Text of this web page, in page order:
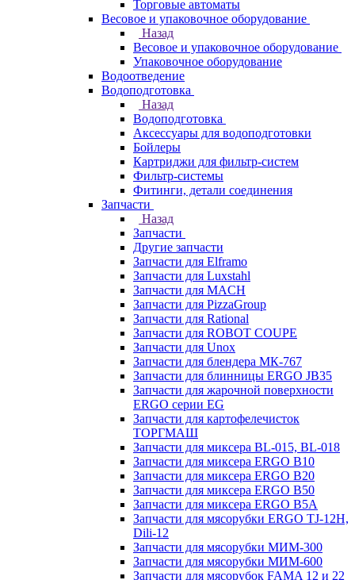
Торговые автоматы
Весовое и упаковочное оборудование
Назад
Весовое и упаковочное оборудование
Упаковочное оборудование
Водоотведение
Водоподготовка
Назад
Водоподготовка
Аксессуары для водоподготовки
Бойлеры
Картриджи для фильтр-систем
Фильтр-системы
Фитинги, детали соединения
Запчасти
Назад
Запчасти
Другие запчасти
Запчасти для Elframo
Запчасти для Luxstahl
Запчасти для MACH
Запчасти для PizzaGroup
Запчасти для Rational
Запчасти для ROBOT COUPE
Запчасти для Unox
Запчасти для блендера МК-767
Запчасти для блинницы ERGO JB35
Запчасти для жарочной поверхности
ERGO серии EG
Запчасти для картофелечисток
ТОРГМАШ
Запчасти для миксера BL-015, BL-018
Запчасти для миксера ERGO B10
Запчасти для миксера ERGO B20
Запчасти для миксера ERGO B50
Запчасти для миксера ERGO B5A
Запчасти для мясорубки ERGO TJ-12H,
Dili-12
Запчасти для мясорубки МИМ-300
Запчасти для мясорубки МИМ-600
Запчасти для мясорубок FAMA 12 и 22